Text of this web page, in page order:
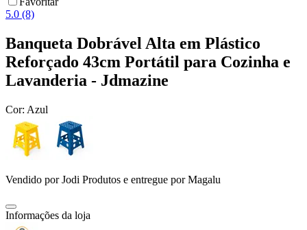
5.0 (8)
Banqueta Dobrável Alta em Plástico
Reforçado 43cm Portátil para Cozinha e
Lavanderia - Jdmazine
Cor: Azul
Vendido porJodi Produtos e entregue por Magalu
Informações da loja